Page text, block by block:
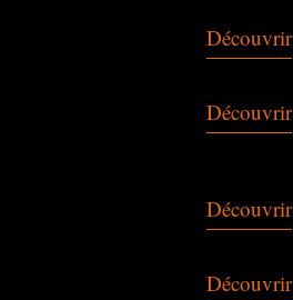
Découvrir
Découvrir
Découvrir
Découvrir